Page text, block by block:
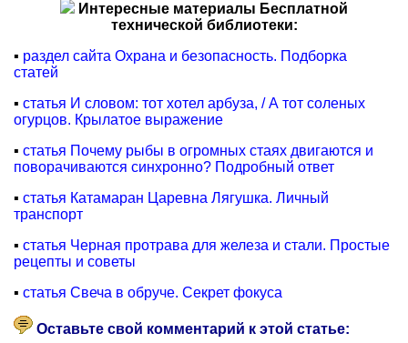
Интересные материалы Бесплатной
технической библиотеки:
▪ раздел сайта Охрана и безопасность. Подборка
статей
▪ статья И словом: тот хотел арбуза, / А тот соленых
огурцов. Крылатое выражение
▪ статья Почему рыбы в огромных стаях двигаются и
поворачиваются синхронно? Подробный ответ
▪ статья Катамаран Царевна Лягушка. Личный
транспорт
▪ статья Черная протрава для железа и стали. Простые
рецепты и советы
▪ статья Свеча в обруче. Секрет фокуса
Оставьте свой комментарий к этой статье: